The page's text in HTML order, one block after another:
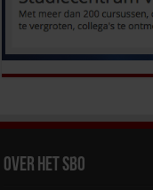
Over het SBO